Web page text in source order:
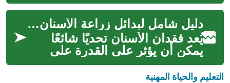
مشروعك التجاري في دبي مع
دليلنا ال...
دليل شامل لبدائل زراعة الأسنان المتاحة
يُعد فقدان الأسنان تحديًا شائعًا
يمكن أن يؤثر على القدرة على
المضغ والتحدث، بالإضافة إلى
التأثير على المظهر الجمالي و...
التعليم والحياة المهنية